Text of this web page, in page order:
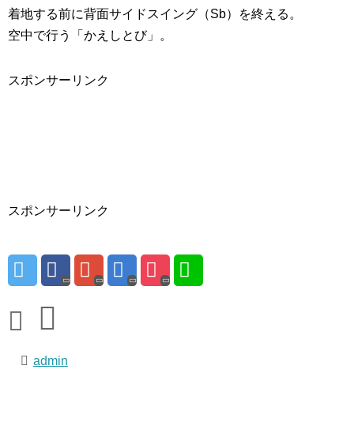
着地する前に背面サイドスイング（Sb）を終える。
空中で行う「かえしとび」。
スポンサーリンク
スポンサーリンク
admin